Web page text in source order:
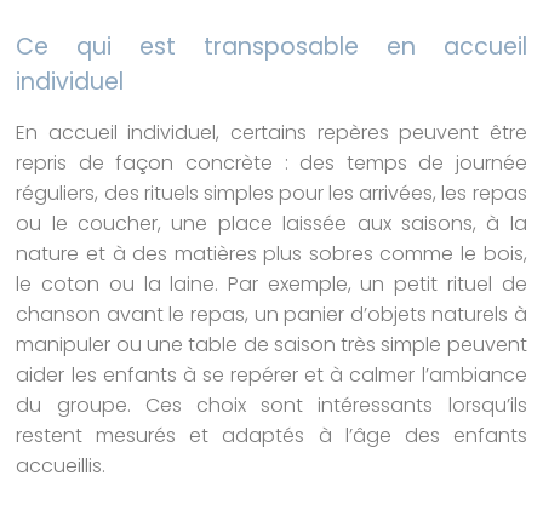
Ce qui est transposable en accueil
individuel
En accueil individuel, certains repères peuvent être
repris de façon concrète : des temps de journée
réguliers, des rituels simples pour les arrivées, les repas
ou le coucher, une place laissée aux saisons, à la
nature et à des matières plus sobres comme le bois,
le coton ou la laine. Par exemple, un petit rituel de
chanson avant le repas, un panier d’objets naturels à
manipuler ou une table de saison très simple peuvent
aider les enfants à se repérer et à calmer l’ambiance
du groupe. Ces choix sont intéressants lorsqu’ils
restent mesurés et adaptés à l’âge des enfants
accueillis.